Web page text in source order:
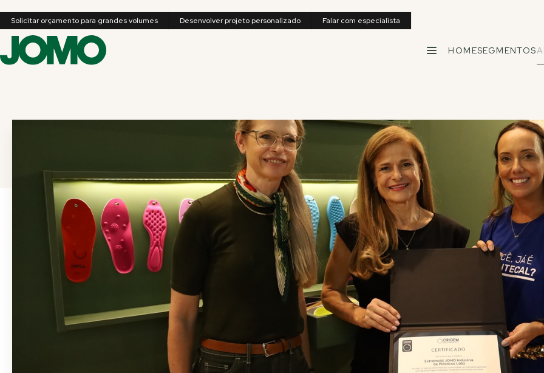
Solicitar orçamento para grandes volumes Desenvolver projeto personalizado Falar com especialista
MENUHOMESEGMENTOS